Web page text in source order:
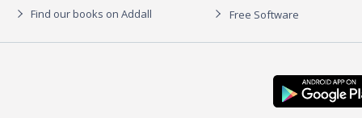
Find our books on Addall
Free Software